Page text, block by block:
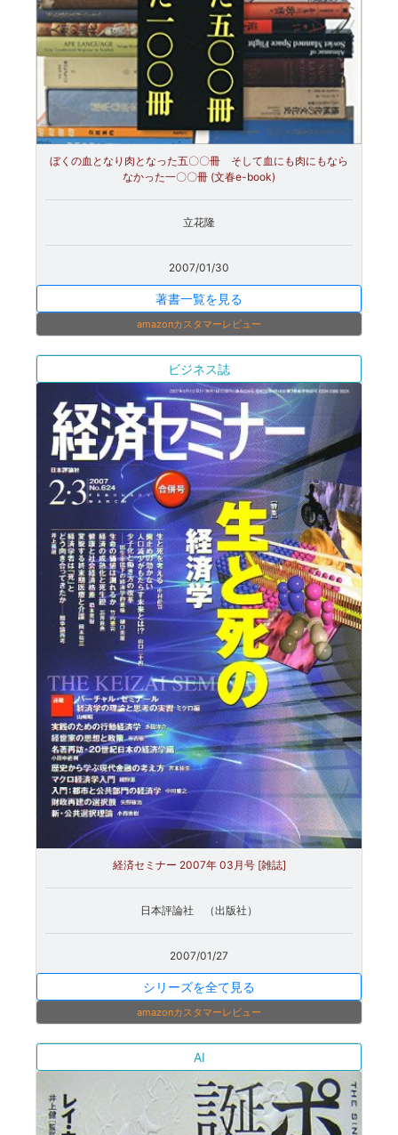
ぼくの血となり肉となった五〇〇冊 そして血にも肉にもなら
なかった一〇〇冊 (文春e-book)
立花隆
2007/01/30
著書一覧を見る
amazonカスタマーレビュー
ビジネス誌
経済セミナー 2007年 03月号 [雑誌]
日本評論社 （出版社）
2007/01/27
シリーズを全て見る
amazonカスタマーレビュー
AI